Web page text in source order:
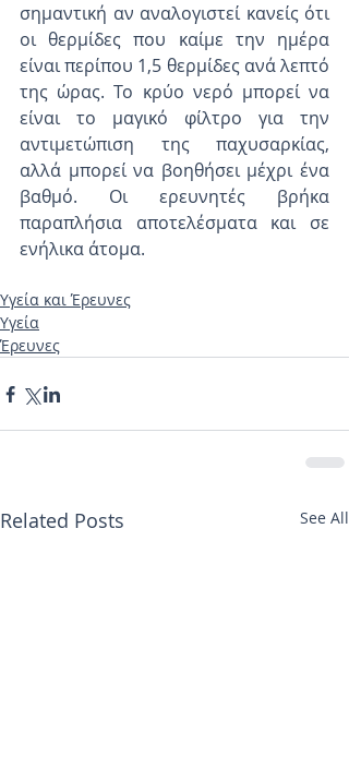
σημαντική αν αναλογιστεί κανείς ότι
οι θερμίδες που καίμε την ημέρα
είναι περίπου 1,5 θερμίδες ανά λεπτό
της ώρας. Το κρύο νερό μπορεί να
είναι το μαγικό φίλτρο για την
αντιμετώπιση της παχυσαρκίας,
αλλά μπορεί να βοηθήσει μέχρι ένα
βαθμό. Οι ερευνητές βρήκα
παραπλήσια αποτελέσματα και σε
ενήλικα άτομα.
Υγεία και Έρευνες
Υγεία
Έρευνες
Related Posts See All